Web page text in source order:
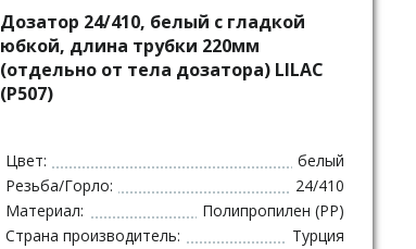
Дозатор 24/410, белый с гладкой
юбкой, длина трубки 220мм
(отдельно от тела дозатора) LILAC
(P507)
Цвет:
белый
Резьба/Горло:
24/410
Материал:
Полипропилен (PP)
Страна производитель:
Турция